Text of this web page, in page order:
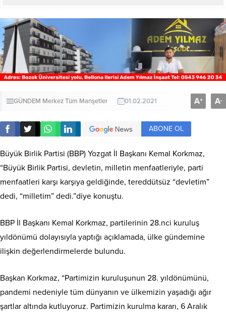
GÜNDEM MerkezTüm Manşetler 01.02.2021 A+ A-
ABONE OL
Büyük Birlik Partisi (BBP) Yozgat İl Başkanı Kemal Korkmaz,
“Büyük Birlik Partisi, devletin, milletin menfaatleriyle, parti
menfaatleri karşı karşıya geldiğinde, tereddütsüz “devletim”
dedi, “milletim” dedi.”diye konuştu.
BBP İl Başkanı Kemal Korkmaz, partilerinin 28.nci kuruluş
yıldönümü dolayısıyla yaptığı açıklamada, ülke gündemine
ilişkin değerlendirmelerde bulundu.
Başkan Korkmaz, “Partimizin kuruluşunun 28. yıldönümünü,
pandemi nedeniyle tüm dünyanın ve ülkemizin yaşadığı ağır
şartlar altında kutluyoruz. Partimizin kurulma kararı, 6 Aralık